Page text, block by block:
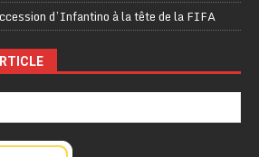
d’Infantino à la tête de la FIFA